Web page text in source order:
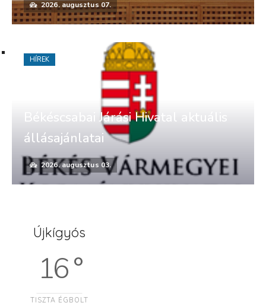
2026. augusztus 07.
Békéscsabai Járási Hivatal aktuális
állásajánlatai
2026. augusztus 03.
HÍREK
Újkígyós
16 °
TISZTA ÉGBOLT